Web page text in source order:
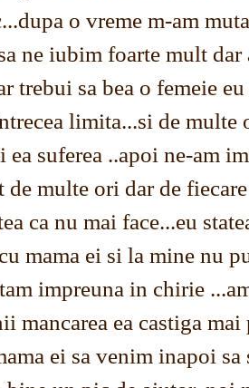
o vreme m-am
ne iubim foarte mult dar
trebui sa bea o femeie
limita...si de multe
ea suferea ..apoi ne-am
de multe ori dar de
ca nu mai face...eu
mama ei si la mine nu
impreuna in chirie
mancarea ea castiga
ei sa venim inapoi